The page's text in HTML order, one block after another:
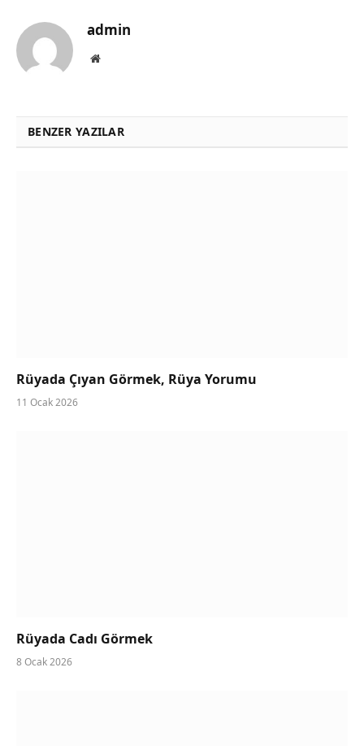
admin
Website
BENZER YAZILAR
Rüyada Çıyan Görmek, Rüya Yorumu
11 Ocak 2026
Rüyada Cadı Görmek
8 Ocak 2026